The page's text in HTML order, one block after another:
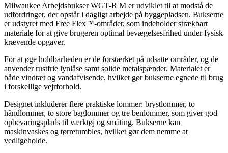
Milwaukee Arbejdsbukser WGT-R M er udviklet til at modstå de
udfordringer, der opstår i dagligt arbejde på byggepladsen. Bukserne
er udstyret med Free Flex™-områder, som indeholder strækbart
materiale for at give brugeren optimal bevægelsesfrihed under fysisk
krævende opgaver.
For at øge holdbarheden er de forstærket på udsatte områder, og de
anvender rustfrie lynlåse samt solide metalspænder. Materialet er
både vindtæt og vandafvisende, hvilket gør bukserne egnede til brug
i forskellige vejrforhold.
Designet inkluderer flere praktiske lommer: brystlommer, to
håndlommer, to store baglommer og tre benlommer, som giver god
opbevaringsplads til værktøj og småting. Bukserne kan
maskinvaskes og tørretumbles, hvilket gør dem nemme at
vedligeholde.